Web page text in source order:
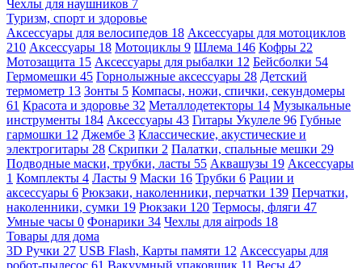
Чехлы для наушников 7
Туризм, спорт и здоровье
Аксессуары для велосипедов 18 Аксессуары для мотоциклов
210 Аксессуары 18 Мотоциклы 9 Шлема 146 Кофры 22
Мотозащита 15 Аксессуары для рыбалки 12 Бейсболки 54
Гермомешки 45 Горнолыжные аксессуары 28 Детский
термометр 13 Зонты 5 Компасы, ножи, спички, секундомеры
61 Красота и здоровье 32 Металлодетекторы 14 Музыкальные
инструменты 184 Аксессуары 43 Гитары Укулеле 96 Губные
гармошки 12 Джембе 3 Классические, акустические и
электрогитары 28 Скрипки 2 Палатки, спальные мешки 29
Подводные маски, трубки, ласты 55 Аквашузы 19 Аксессуары
1 Комплекты 4 Ласты 9 Маски 16 Трубки 6 Рации и
аксессуары 6 Рюкзаки, наколенники, перчатки 139 Перчатки,
наколенники, сумки 19 Рюкзаки 120 Термосы, фляги 47
Умные часы 0 Фонарики 34 Чехлы для airpods 18
Товары для дома
3D Ручки 27 USB Flash, Карты памяти 12 Аксессуары для
робот-пылесос 61 Вакуумный упаковщик 11 Весы 42